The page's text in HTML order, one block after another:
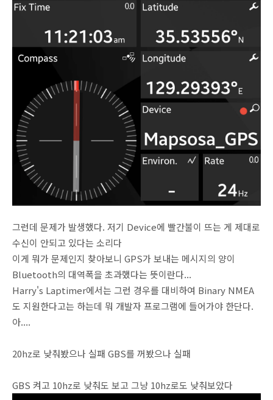
그런데 문제가 발생했다. 저기 Device에 빨간불이 뜨는 게 제대로
수신이 안되고 있다는 소리다
이게 뭐가 문제인지 찾아보니 GPS가 보내는 메시지의 양이
Bluetooth의 대역폭을 초과했다는 뜻이란다...
Harry's Laptimer에서는 그런 경우를 대비하여 Binary NMEA
도 지원한다고는 하는데 뭐 개발자 프로그램에 들어가야 한단다.
아....
20hz로 낮춰봤으나 실패 GBS를 꺼봤으나 실패
GBS 켜고 10hz로 낮춰도 보고 그냥 10hz로도 낮춰보았다